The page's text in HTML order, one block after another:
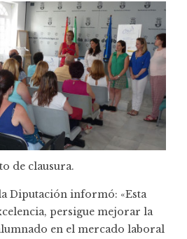
de clausura.
Diputación informó: «Esta
persigue mejorar la
en el mercado laboral